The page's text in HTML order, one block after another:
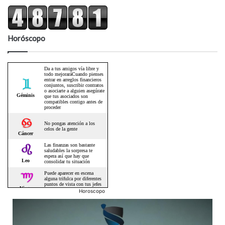
Horóscopo
Horoscopo